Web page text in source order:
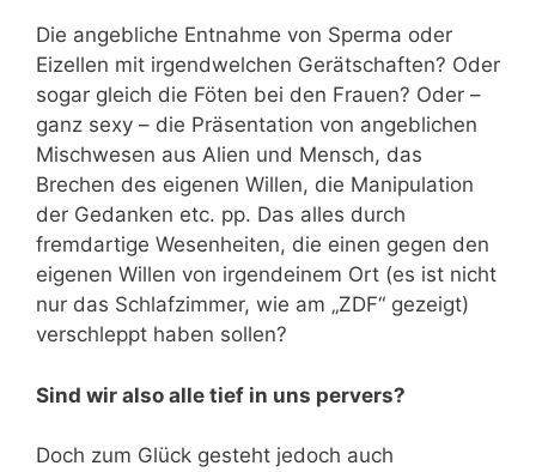
Die angebliche Entnahme von Sperma oder
Eizellen mit irgendwelchen Gerätschaften? Oder
sogar gleich die Föten bei den Frauen? Oder –
ganz sexy – die Präsentation von angeblichen
Mischwesen aus Alien und Mensch, das
Brechen des eigenen Willen, die Manipulation
der Gedanken etc. pp. Das alles durch
fremdartige Wesenheiten, die einen gegen den
eigenen Willen von irgendeinem Ort (es ist nicht
nur das Schlafzimmer, wie am „ZDF“ gezeigt)
verschleppt haben sollen?
Sind wir also alle tief in uns pervers?
Doch zum Glück gesteht jedoch auch